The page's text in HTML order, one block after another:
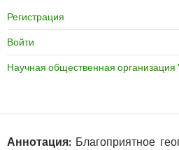
Регистрация
Войти
Научная общественная
Аннотация: Благоприятное